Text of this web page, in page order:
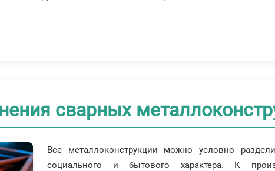
сварных
Все металлоконструкции можно условно
социального и бытового характера. К